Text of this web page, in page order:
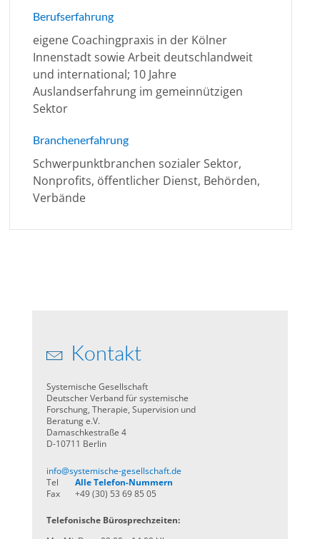
Berufserfahrung
eigene Coachingpraxis in der Kölner
Innenstadt sowie Arbeit deutschlandweit
und international; 10 Jahre
Auslandserfahrung im gemeinnützigen
Sektor
Branchenerfahrung
Schwerpunktbranchen sozialer Sektor,
Nonprofits, öffentlicher Dienst, Behörden,
Verbände
Kontakt
Systemische Gesellschaft
Deutscher Verband für systemische
Forschung, Therapie, Supervision und
Beratung e.V.
Damaschkestraße 4
D-10711 Berlin
info@systemische-gesellschaft.de
Tel
Alle Telefon-Nummern
Fax
+49 (30) 53 69 85 05
Telefonische Bürosprechzeiten: